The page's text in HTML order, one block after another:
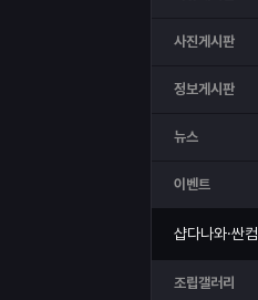
사진게시판
정보게시판
뉴스
이벤트
샵다나와·싼컴
조립갤러리